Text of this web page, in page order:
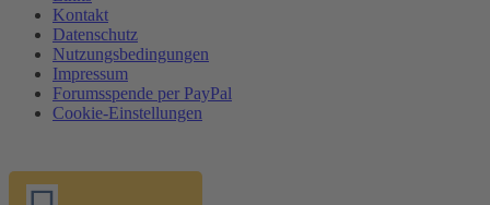
Kontakt
Datenschutz
Nutzungsbedingungen
Impressum
Forumsspende per PayPal
Cookie-Einstellungen